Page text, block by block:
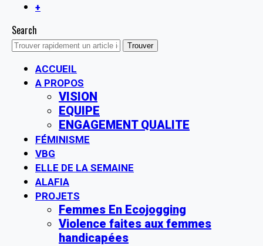
+
Search
ACCUEIL
A PROPOS
VISION
EQUIPE
ENGAGEMENT QUALITE
FÉMINISME
VBG
ELLE DE LA SEMAINE
ALAFIA
PROJETS
Femmes En Ecojogging
Violence faites aux femmes
handicapées